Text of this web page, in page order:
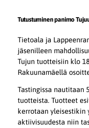
Tutustuminen panimo
Tietoala ja
jäsenilleen
Tujun tuotteisiin klo
Rakuunamäellä
Tastingissa nautitaan
tuotteista. Tuotteet
kerrotaan yleisestikin
aktiivisuudesta niin